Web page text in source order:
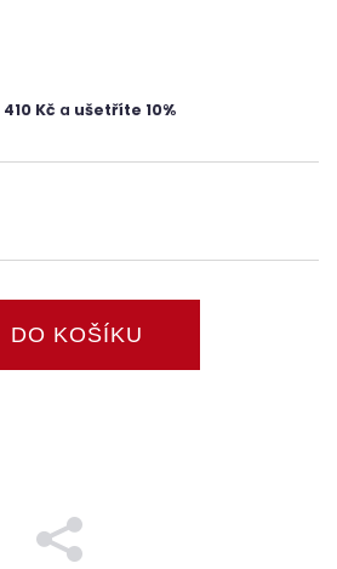
410 Kč a ušetříte 10%
DO KOŠÍKU